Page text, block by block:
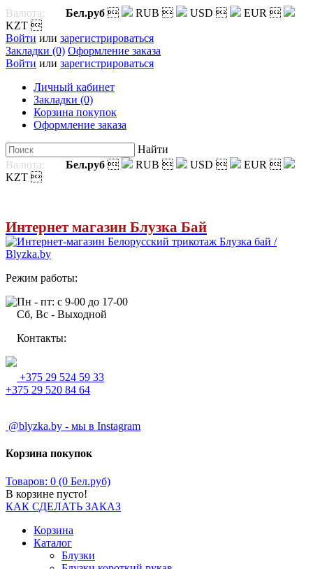
Валюта: Бел.руб  RUB  USD  EUR 
KZT 
Войти или зарегистрироваться
Закладки (0) Оформление заказа
Войти или зарегистрироваться
Личный кабинет
Закладки (0)
Корзина покупок
Оформление заказа
Найти
Валюта:
Бел.руб  RUB  USD  EUR 
KZT 
Интернет магазин Блузка Бай
Режим работы:
Пн - пт: с 9-00 до 17-00
Сб, Вс - Выходной
Контакты:
+375 29 524 59 33
+375 29 520 84 64
@blyzka.by - мы в Instagram
Корзина покупок
Товаров: 0 (0 Бел.руб)
В корзине пусто!
КАК СДЕЛАТЬ ЗАКАЗ
Корзина
Каталог
Блузки